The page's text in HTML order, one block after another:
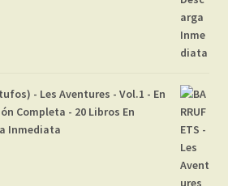
- Les Aventures - Vol.1 - En
Completa - 20 Libros En
Inmediata